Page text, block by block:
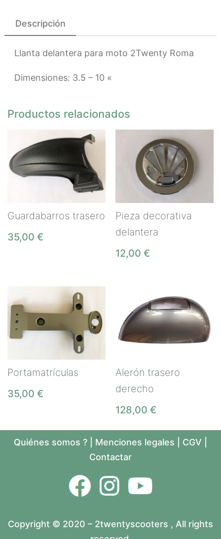
Descripción
Llanta delantera para moto 2Twenty Roma
Dimensiones: 3.5 – 10 «
Productos relacionados
Guardabarros trasero
35,00 €
Pieza decorativa
delantera
12,00 €
Portamatrículas
35,00 €
Alerón trasero
derecho
128,00 €
Quiénes somos ? Menciones legales CGV
Contactar
Copyright © 2020 – 2twentyscooters , All rights